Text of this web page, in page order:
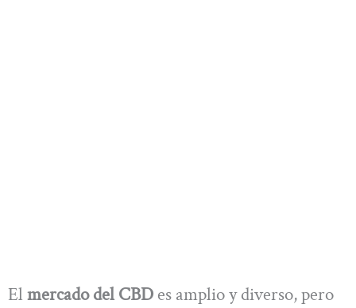
El mercado del CBD es amplio y diverso, pero